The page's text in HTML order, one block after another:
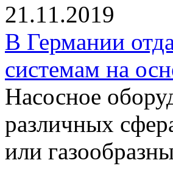
21.11.2019
В Германии
системам на
Насосное
различных
или